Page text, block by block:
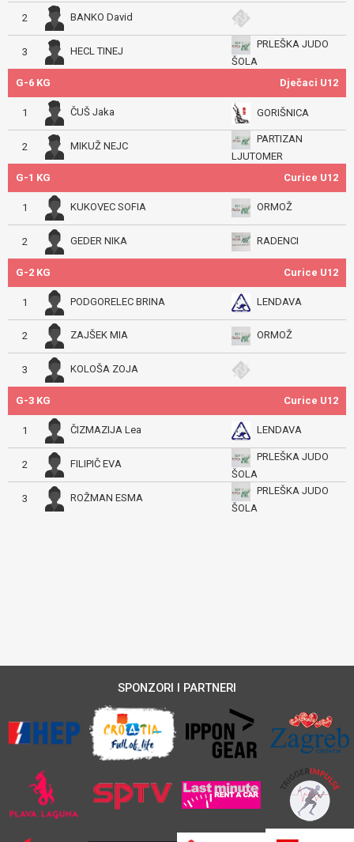
2 BANKO David
3 HECL TINEJ
PRLEŠKA JUDO
ŠOLA
G-6 KG
Dječaci U12
1 ČUŠ Jaka GORIŠNICA
2 MIKUŽ NEJC
PARTIZAN
LJUTOMER
G-1 KG
Curice U12
1 KUKOVEC SOFIA ORMOŽ
2 GEDER NIKA RADENCI
G-2 KG Curice U12
1 PODGORELEC BRINA LENDAVA
2 ZAJŠEK MIA ORMOŽ
3 KOLOŠA ZOJA
G-3 KG Curice U12
1 ČIZMAZIJA Lea LENDAVA
2 FILIPIČ EVA
PRLEŠKA JUDO
ŠOLA
3 ROŽMAN ESMA
PRLEŠKA JUDO
ŠOLA
SPONZORI I PARTNERI